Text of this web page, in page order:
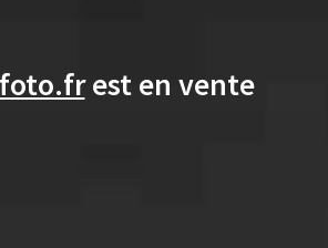
foto.frest en vente